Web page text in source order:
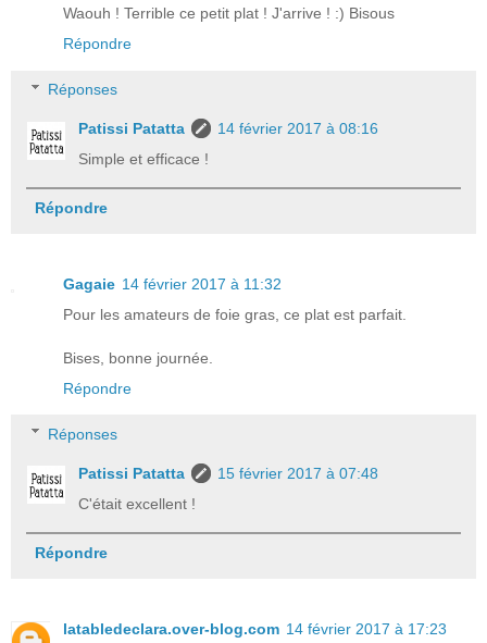
Waouh ! Terrible ce petit plat ! J'arrive ! :) Bisous
Répondre
Réponses
Patissi Patatta
14 février 2017 à 08:16
Simple et efficace !
Répondre
Gagaie 14 février 2017 à 11:32
Pour les amateurs de foie gras, ce plat est parfait.
Bises, bonne journée.
Répondre
Réponses
Patissi Patatta
15 février 2017 à 07:48
C'était excellent !
Répondre
latabledeclara.over-blog.com 14 février 2017 à 17:23